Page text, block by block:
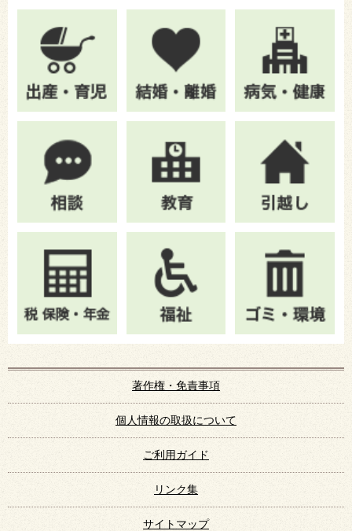
著作権・免責事項
個人情報の取扱について
ご利用ガイド
リンク集
サイトマップ